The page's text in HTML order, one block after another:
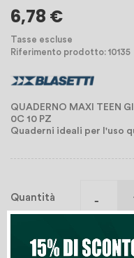
6,78 €
Tasse escluse
Riferimento prodotto: 10135
QUADERNO MAXI TEEN
0C 10 PZ
Quaderni ideali per l'uso
Quantità